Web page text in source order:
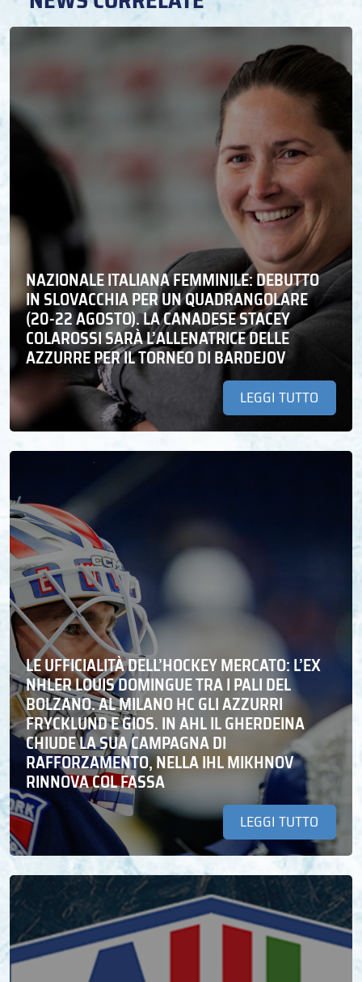
NAZIONALE ITALIANA FEMMINILE: DEBUTTO
IN SLOVACCHIA PER UN QUADRANGOLARE
(20-22 AGOSTO). LA CANADESE STACEY
COLAROSSI SARÀ L’ALLENATRICE DELLE
AZZURRE PER IL TORNEO DI BARDEJOV
LEGGI TUTTO
LE UFFICIALITÀ DELL’HOCKEY MERCATO: L’EX
NHLER LOUIS DOMINGUE TRA I PALI DEL
BOLZANO. AL MILANO HC GLI AZZURRI
FRYCKLUND E GIOS. IN AHL IL GHERDEINA
CHIUDE LA SUA CAMPAGNA DI
RAFFORZAMENTO, NELLA IHL MIKHNOV
RINNOVA COL FASSA
LEGGI TUTTO